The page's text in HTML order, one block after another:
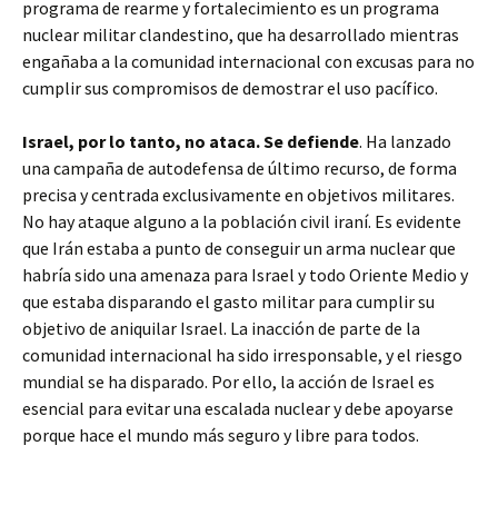
programa de rearme y fortalecimiento es un programa
nuclear militar clandestino, que ha desarrollado mientras
engañaba a la comunidad internacional con excusas para no
cumplir sus compromisos de demostrar el uso pacífico.
Israel, por lo tanto, no ataca. Se defiende. Ha lanzado
una campaña de autodefensa de último recurso, de forma
precisa y centrada exclusivamente en objetivos militares.
No hay ataque alguno a la población civil iraní. Es evidente
que Irán estaba a punto de conseguir un arma nuclear que
habría sido una amenaza para Israel y todo Oriente Medio y
que estaba disparando el gasto militar para cumplir su
objetivo de aniquilar Israel. La inacción de parte de la
comunidad internacional ha sido irresponsable, y el riesgo
mundial se ha disparado. Por ello, la acción de Israel es
esencial para evitar una escalada nuclear y debe apoyarse
porque hace el mundo más seguro y libre para todos.